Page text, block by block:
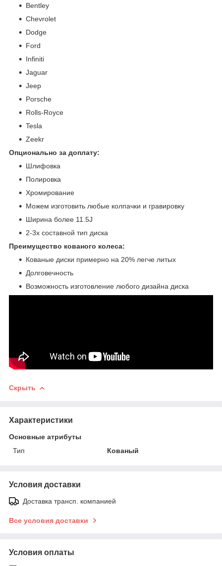
Bentley
Chevrolet
Dodge
Ford
Infiniti
Jaguar
Jeep
Porsche
Rolls-Royce
Tesla
Zeekr
Опционально за доплату:
Шлифовка
Полировка
Хромирование
Можем изготовить любые колпачки и гравировку
Ширина более 11.5J
2-3х составной тип диска
Преимущество кованого колеса:
Кованые диски примерно на 20% легче литых
Долговечность
Возможность изготовление любого дизайна диска
Скрыть
Характеристики
Основные атрибуты
Тип
Кованый
Условия доставки
Доставка трансп. компанией
Все условия доставки
Условия оплаты